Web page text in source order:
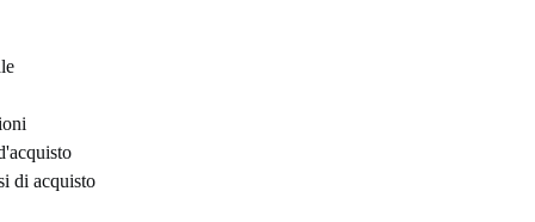
di acquisto